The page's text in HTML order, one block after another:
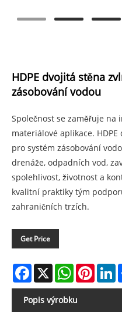
HDPE dvojitá stěna
zásobování vodou
Společnost se zaměřuje na
materiálové aplikace.
pro systém zásobování
drenáže, odpadních vod,
spolehlivost, životnost a
kvalitní praktiky tým
zahraničních trzích.
Get Price
Facebook
X WhatsApp
Popis výrobku